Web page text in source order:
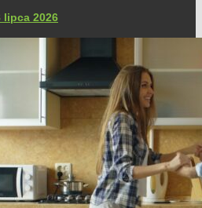
lipca 2026